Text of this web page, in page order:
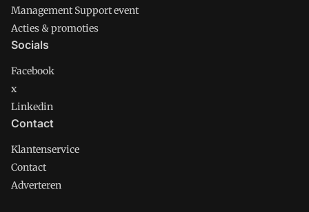
Management Support event
Acties & promoties
Socials
Facebook
x
Linkedin
Contact
Klantenservice
Contact
Adverteren